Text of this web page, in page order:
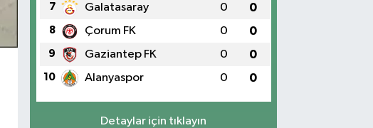
7 Galatasaray 0 0
8 Çorum FK 0 0
9 Gaziantep FK 0 0
10 Alanyaspor 0 0
Detaylar için tıklayın